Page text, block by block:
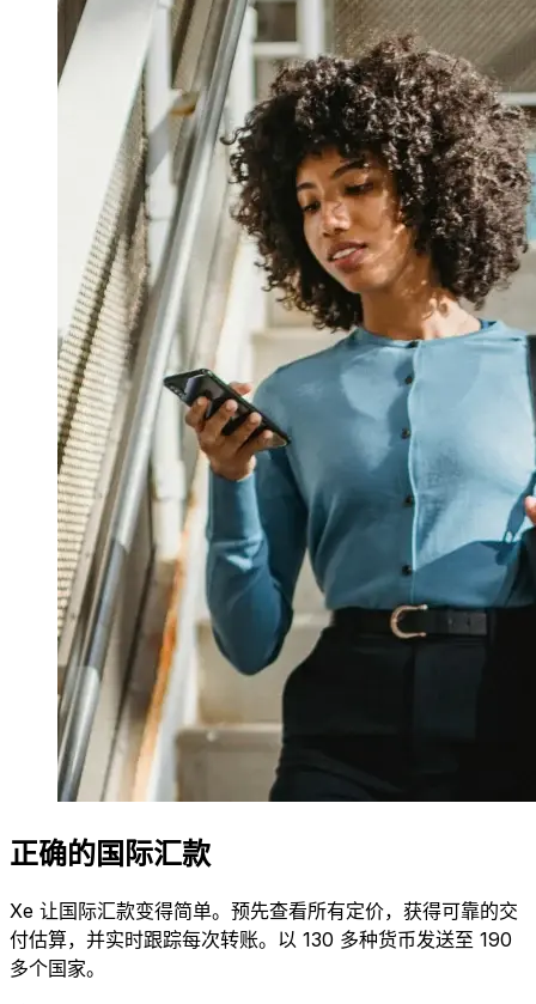
正确的国际汇款
Xe 让国际汇款变得简单。预先查看所有定价，获得可靠的交
付估算，并实时跟踪每次转账。以 130 多种货币发送至 190
多个国家。